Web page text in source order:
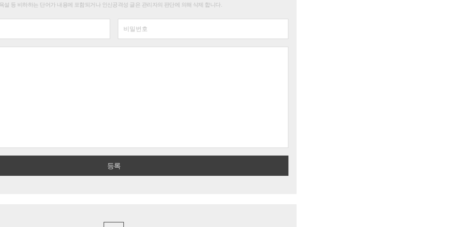
설 등 비하하는 단어가 내용에 포함되거나 인신공격성 글은 관리자의 판단에 의해 삭제 합니다.